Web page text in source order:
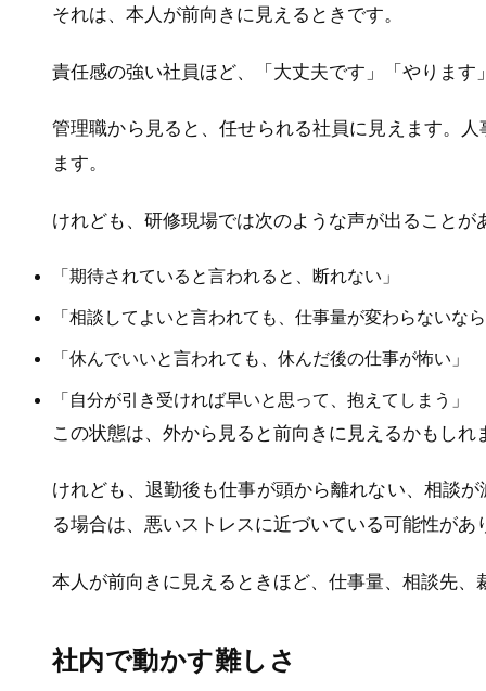
それは、本人が前向きに見えるときです。
責任感の強い社員ほど、「大丈夫です」「やりま
管理職から見ると、任せられる社員に見えます。
ます。
けれども、研修現場では次のような声が出ることが
「期待されていると言われると、断れない」
「相談してよいと言われても、仕事量が変わらないな
「休んでいいと言われても、休んだ後の仕事が怖い」
「自分が引き受ければ早いと思って、抱えてしまう」
この状態は、外から見ると前向きに見えるかもしれ
けれども、退勤後も仕事が頭から離れない、相談
る場合は、悪いストレスに近づいている可能性があ
本人が前向きに見えるときほど、仕事量、相談先
社内で動かす難しさ